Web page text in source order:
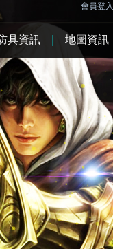
會員登入